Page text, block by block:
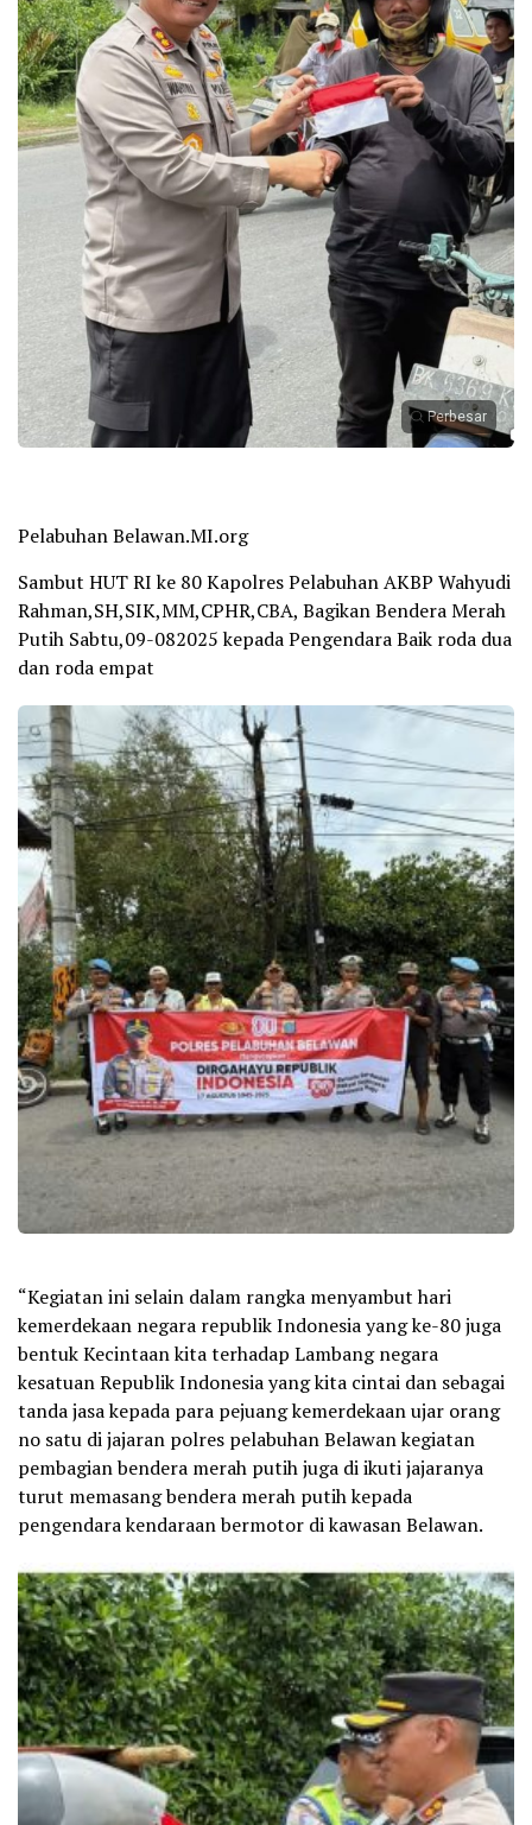
Perbesar
Pelabuhan Belawan.MI.org
Sambut HUT RI ke 80 Kapolres Pelabuhan AKBP Wahyudi
Rahman,SH,SIK,MM,CPHR,CBA, Bagikan Bendera Merah
Putih Sabtu,09-082025 kepada Pengendara Baik roda dua
dan roda empat
“Kegiatan ini selain dalam rangka menyambut hari
kemerdekaan negara republik Indonesia yang ke-80 juga
bentuk Kecintaan kita terhadap Lambang negara
kesatuan Republik Indonesia yang kita cintai dan sebagai
tanda jasa kepada para pejuang kemerdekaan ujar orang
no satu di jajaran polres pelabuhan Belawan kegiatan
pembagian bendera merah putih juga di ikuti jajaranya
turut memasang bendera merah putih kepada
pengendara kendaraan bermotor di kawasan Belawan.